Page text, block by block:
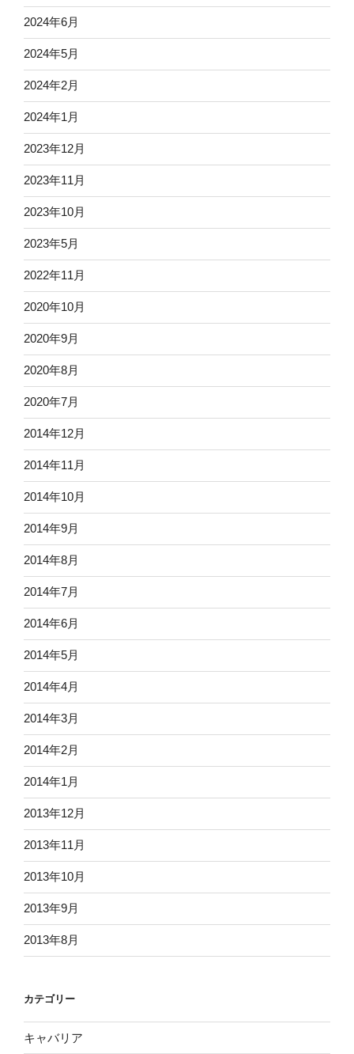
2024年6月
2024年5月
2024年2月
2024年1月
2023年12月
2023年11月
2023年10月
2023年5月
2022年11月
2020年10月
2020年9月
2020年8月
2020年7月
2014年12月
2014年11月
2014年10月
2014年9月
2014年8月
2014年7月
2014年6月
2014年5月
2014年4月
2014年3月
2014年2月
2014年1月
2013年12月
2013年11月
2013年10月
2013年9月
2013年8月
カテゴリー
キャバリア